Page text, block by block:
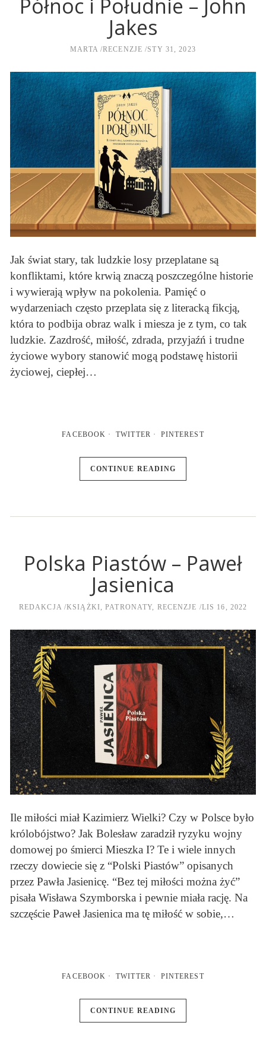
Północ i Południe – John
Jakes
MARTA RECENZJE STY 31, 2023
Jak świat stary, tak ludzkie losy przeplatane są
konfliktami, które krwią znaczą poszczególne historie
i wywierają wpływ na pokolenia. Pamięć o
wydarzeniach często przeplata się z literacką fikcją,
która to podbija obraz walk i miesza je z tym, co tak
ludzkie. Zazdrość, miłość, zdrada, przyjaźń i trudne
życiowe wybory stanowić mogą podstawę historii
życiowej, ciepłej…
FACEBOOK TWITTER PINTEREST
CONTINUE READING
Polska Piastów – Paweł
Jasienica
REDAKCJA KSIĄŻKI ,PATRONATY RECENZJE LIS 16, 2022
Ile miłości miał Kazimierz Wielki? Czy w Polsce było
królobójstwo? Jak Bolesław zaradził ryzyku wojny
domowej po śmierci Mieszka I? Te i wiele innych
rzeczy dowiecie się z “Polski Piastów” opisanych
przez Pawła Jasienicę. “Bez tej miłości można żyć”
pisała Wisława Szymborska i pewnie miała rację. Na
szczęście Paweł Jasienica ma tę miłość w sobie,…
FACEBOOK TWITTER PINTEREST
CONTINUE READING